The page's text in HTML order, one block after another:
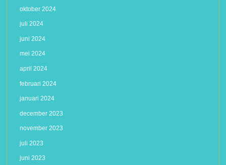
oktober 2024
juli 2024
juni 2024
mei 2024
april 2024
februari 2024
januari 2024
december 2023
november 2023
juli 2023
juni 2023